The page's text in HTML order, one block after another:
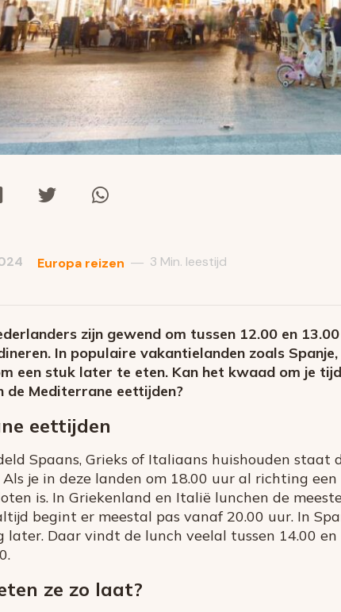
Europa reizen — 3 Min. leestijd
zijn gewend om tussen 12.00 en
In populaire vakantielanden zoals
een stuk later te eten. Kan het kwaad om je
de Mediterrane eettijden?
eettijden
Spaans, Grieks of Italiaans huishouden
je in deze landen om 18.00 uur al richting
is. In Griekenland en Italië lunchen de
begint er meestal pas vanaf 20.00 uur. In
later. Daar vindt de lunch veelal tussen 14.00
ze zo laat?